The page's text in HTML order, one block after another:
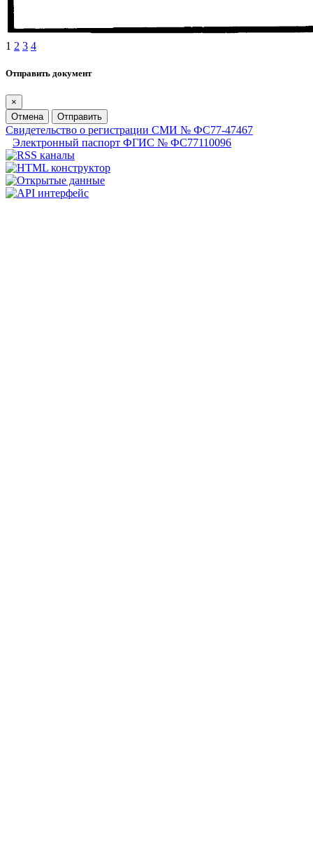
1 2 3 4
Отправить документ
×
Отмена
Отправить
Свидетельство о регистрации СМИ № ФС77-47467
Электронный паспорт ФГИС № ФС77110096